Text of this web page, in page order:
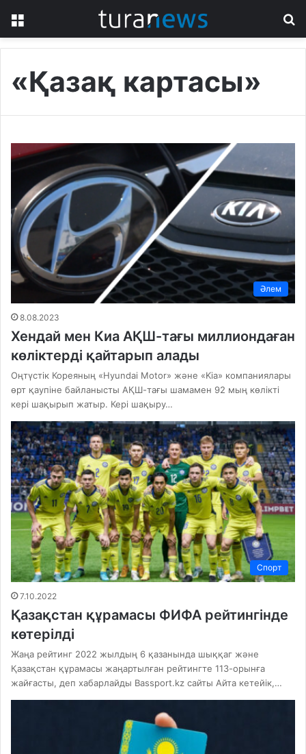
«Қазақ картасы»
Әлем
8.08.2023
Хендай мен Киа АҚШ-тағы миллиондаған
көліктерді қайтарып алады
Оңтүстік Кореяның «Hyundai Motor» және «Kia» компаниялары
өрт қаупіне байланысты АҚШ-тағы шамамен 92 мың көлікті
кері шақырып жатыр. Кері шақыру…
Спорт
7.10.2022
Қазақстан құрамасы ФИФА рейтингінде
көтерілді
Жаңа рейтинг 2022 жылдың 6 қазанында шыққаг және
Қазақстан құрамасы жаңартылған рейтингте 113-орынға
жайғасты, деп хабарлайды Bassport.kz сайты Айта кетейік,…